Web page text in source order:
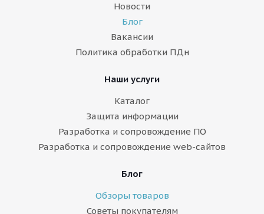
Новости
Блог
Вакансии
Политика обработки ПДн
Наши услуги
Каталог
Защита информации
Разработка и сопровождение ПО
Разработка и сопровождение web-сайтов
Блог
Обзоры товаров
Советы покупателям